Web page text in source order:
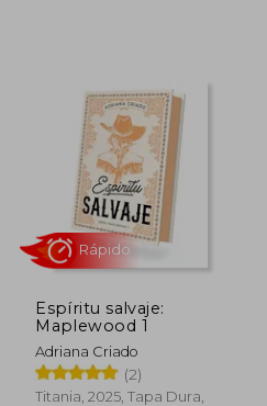
₡ 10.155
Espíritu salvaje:
Maplewood 1
Adriana Criado
(2)
Titania, 2025, Tapa Dura,